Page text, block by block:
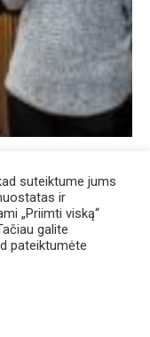
suteiktume jums
ir
„Priimti viską“
galite
pateiktumėte